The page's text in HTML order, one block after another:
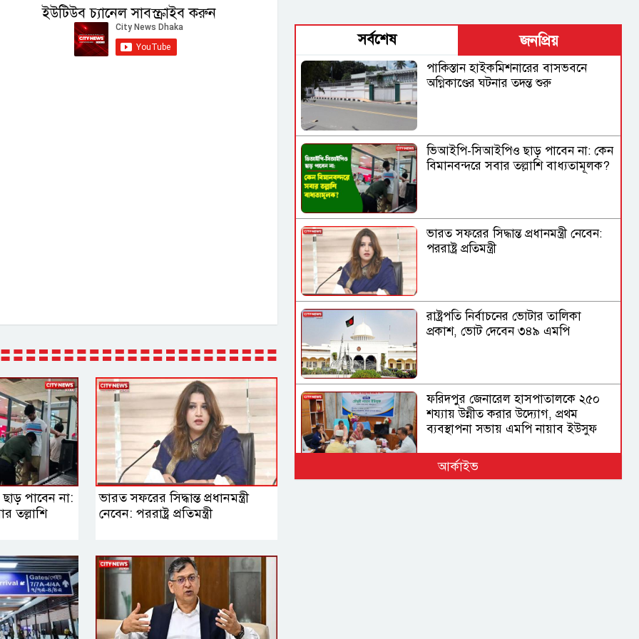
ইউটিউব চ্যানেল সাবস্ক্রাইব করুন
পাবেন না:
তল্লাশি
ভারত সফরের সিদ্ধান্ত প্রধানমন্ত্রী
নেবেন: পররাষ্ট্র প্রতিমন্ত্রী
সর্বশেষ জনপ্রিয়
পাকিস্তান হাইকমিশনারের বাসভবনে
অগ্নিকাণ্ডের ঘটনার তদন্ত শুরু
ভিআইপি-সিআইপিও ছাড় পাবেন না: কেন
বিমানবন্দরে সবার তল্লাশি বাধ্যতামূলক?
ভারত সফরের সিদ্ধান্ত প্রধানমন্ত্রী নেবেন:
পররাষ্ট্র প্রতিমন্ত্রী
রাষ্ট্রপতি নির্বাচনের ভোটার তালিকা
প্রকাশ, ভোট দেবেন ৩৪৯ এমপি
ফরিদপুর জেনারেল হাসপাতালকে ২৫০
শয্যায় উন্নীত করার উদ্যোগ, প্রথম
ব্যবস্থাপনা সভায় এমপি নায়াব ইউসুফ
বিমানবন্দরের নিরাপত্তা
আর্কাইভ